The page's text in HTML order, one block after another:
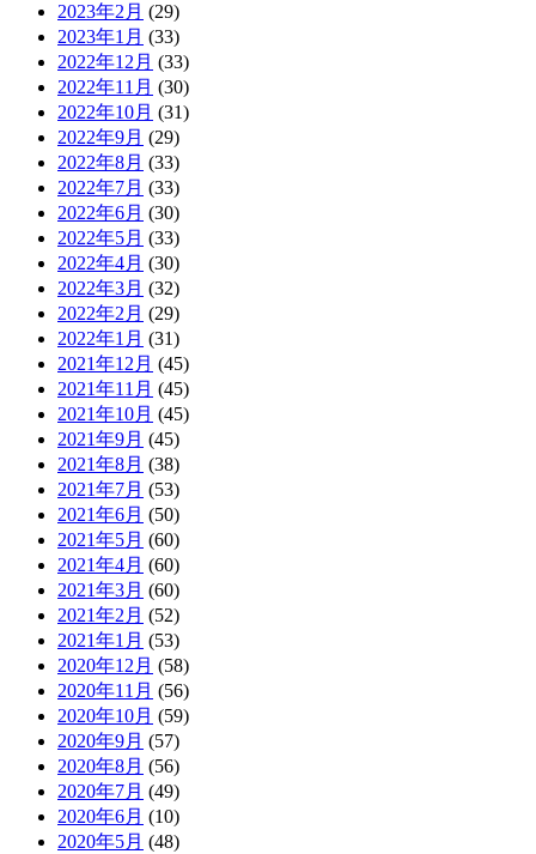
2023年2月 (29)
2023年1月 (33)
2022年12月 (33)
2022年11月 (30)
2022年10月 (31)
2022年9月 (29)
2022年8月 (33)
2022年7月 (33)
2022年6月 (30)
2022年5月 (33)
2022年4月 (30)
2022年3月 (32)
2022年2月 (29)
2022年1月 (31)
2021年12月 (45)
2021年11月 (45)
2021年10月 (45)
2021年9月 (45)
2021年8月 (38)
2021年7月 (53)
2021年6月 (50)
2021年5月 (60)
2021年4月 (60)
2021年3月 (60)
2021年2月 (52)
2021年1月 (53)
2020年12月 (58)
2020年11月 (56)
2020年10月 (59)
2020年9月 (57)
2020年8月 (56)
2020年7月 (49)
2020年6月 (10)
2020年5月 (48)